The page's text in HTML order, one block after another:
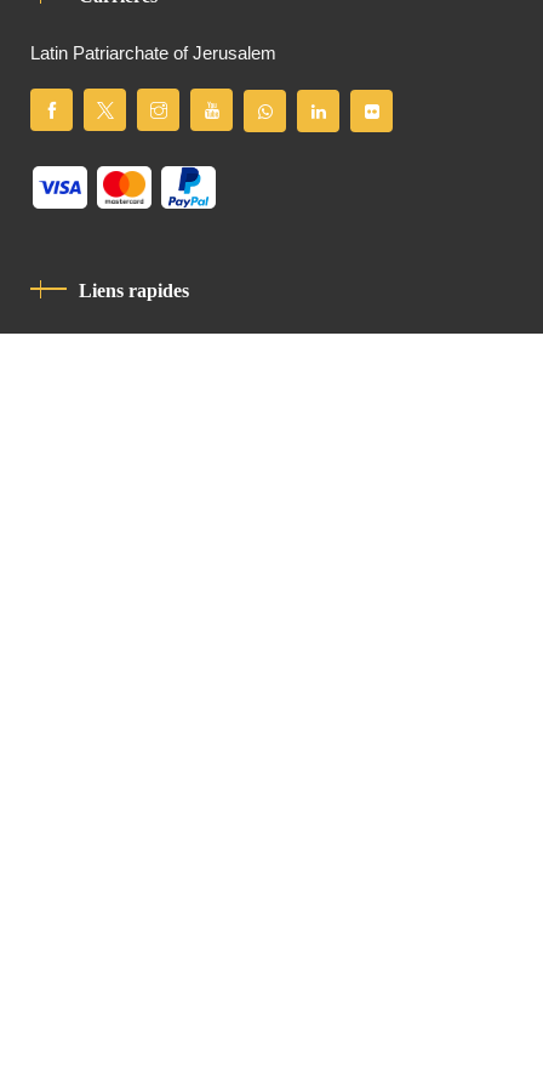
Latin Patriarchate of Jerusalem
Liens rapides